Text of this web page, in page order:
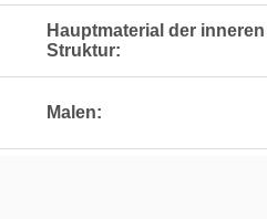
Hauptmaterial der inneren
Struktur:
Malen: